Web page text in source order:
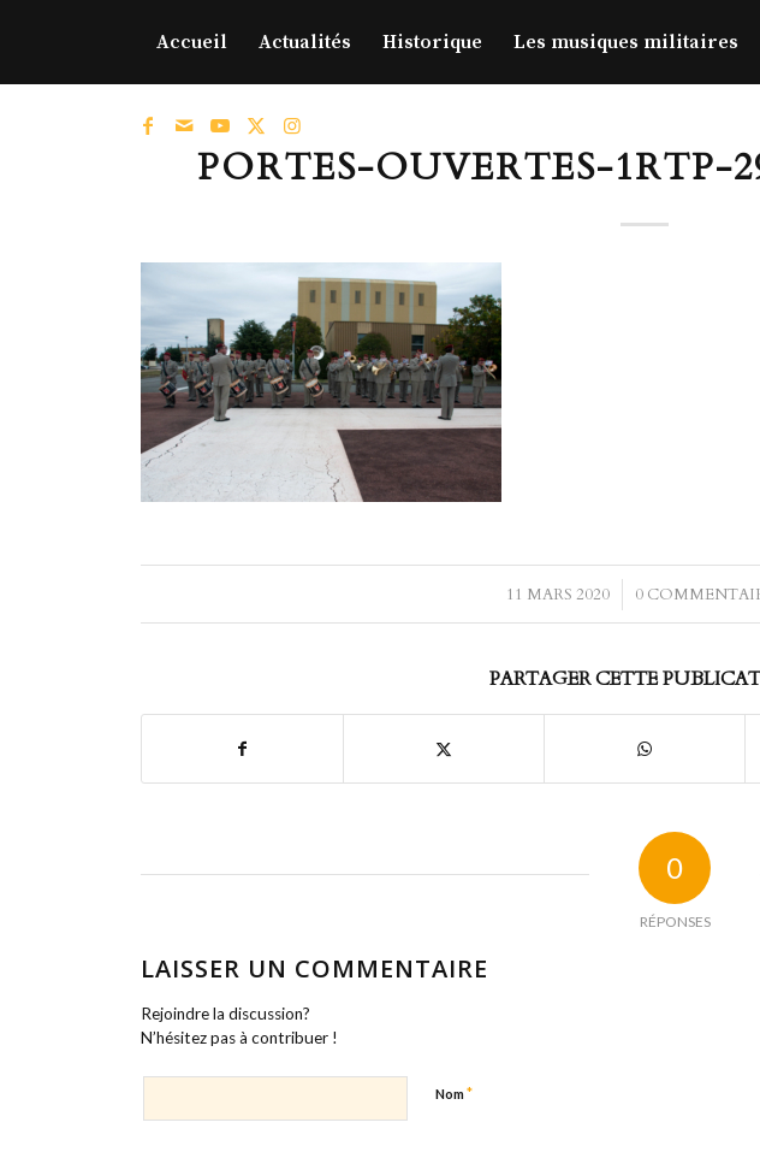
Accueil Actualités Historique Les musiques militaires
PORTES-OUVERTES-1RTP-
11 MARS 2020
/ 0
PARTAGER CETTE
0
RÉPONSES
LAISSER UN COMMENTAIRE
Rejoindre la discussion?
N’hésitez pas à contribuer !
Nom*